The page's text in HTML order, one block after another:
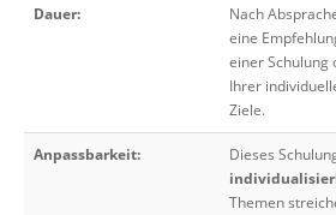
Dauer:
Nach
eine
einer Schulung
Ihrer
Ziele.
Anpassbarkeit: Dieses
Themen